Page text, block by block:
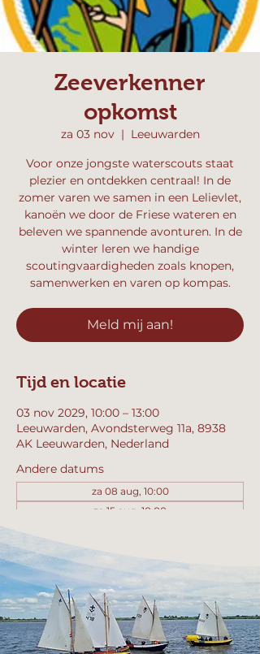
Zeeverkenner
opkomst
za 03 nov
  |
Leeuwarden
Voor onze jongste waterscouts staat
plezier en ontdekken centraal! In de
zomer varen we samen in een Lelievlet,
kanoën we door de Friese wateren en
beleven we spannende avonturen. In de
winter leren we handige
scoutingvaardigheden zoals knopen,
samenwerken en varen op kompas.
Meld mij aan!
Tijd en locatie
03 nov 2029, 10:00 – 13:00
Leeuwarden, Avondsterweg 11a, 8938
AK Leeuwarden, Nederland
Andere datums
za 08 aug, 10:00
za 15 aug, 10:00
Bekijk alle 358 datums
Meld mij aan!